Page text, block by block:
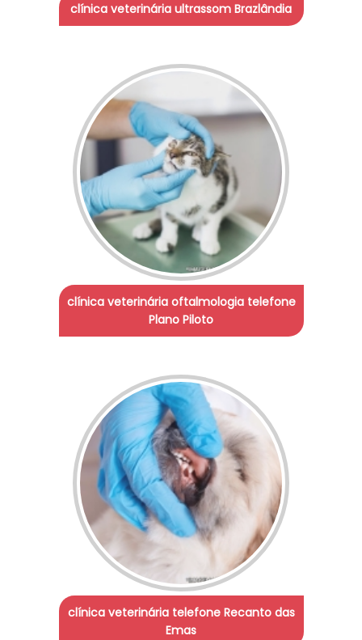
clínica veterinária ultrassom Brazlândia
clínica veterinária oftalmologia telefone
Plano Piloto
clínica veterinária telefone Recanto das
Emas